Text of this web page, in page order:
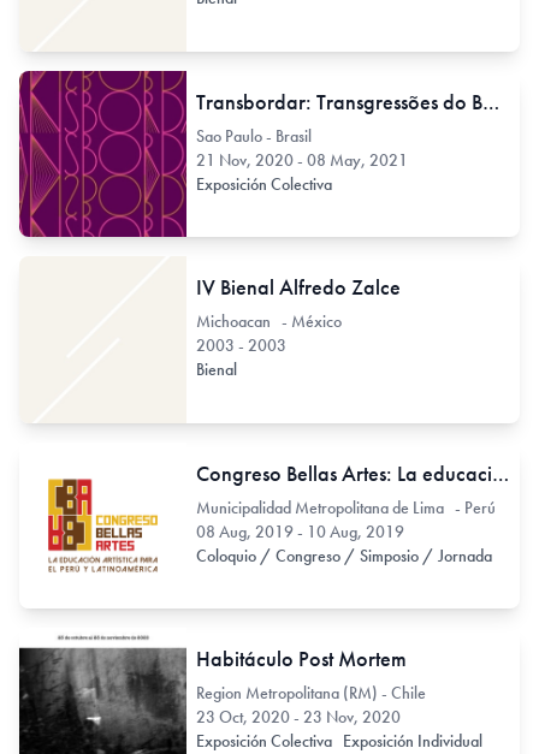
Transbordar: Transgressões do Bordado na Arte
Sao Paulo - Brasil
21 Nov, 2020 - 08 May, 2021
Exposición Colectiva
IV Bienal Alfredo Zalce
Michoacan - México
2003 - 2003
Bienal
Congreso Bellas Artes: La educación artística para el Perú y Latinoamérica
Municipalidad Metropolitana de Lima - Perú
08 Aug, 2019 - 10 Aug, 2019
Coloquio / Congreso / Simposio / Jornada
Habitáculo Post Mortem
Region Metropolitana (RM) - Chile
23 Oct, 2020 - 23 Nov, 2020
Exposición Colectiva Exposición Individual